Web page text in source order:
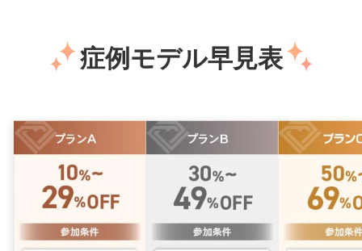
症例モデル早見表